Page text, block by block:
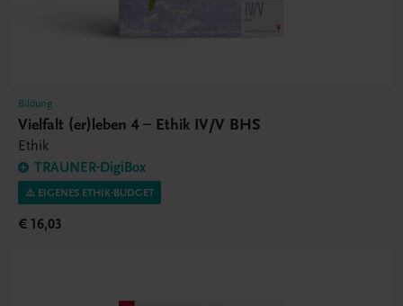
Bildung
Vielfalt (er)leben 4 – Ethik IV/V BHS
Ethik
TRAUNER-DigiBox
⚠️ EIGENES ETHIK-BUDGET
€ 16,03